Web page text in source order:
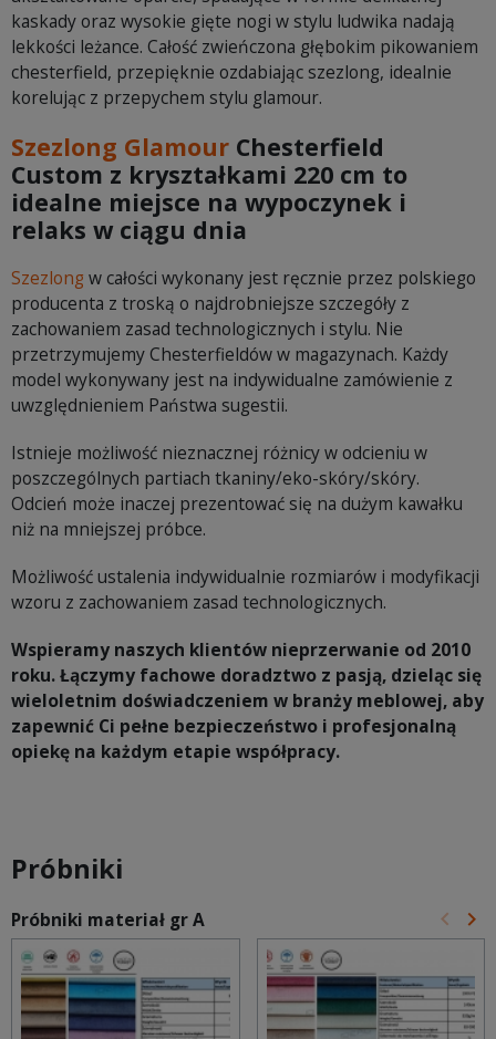
kaskady oraz wysokie gięte nogi w stylu ludwika nadają
lekkości leżance. Całość zwieńczona głębokim pikowaniem
chesterfield, przepięknie ozdabiając szezlong, idealnie
korelując z przepychem stylu glamour.
Szezlong Glamour Chesterfield
Custom z kryształkami 220 cm to
idealne miejsce na wypoczynek i
relaks w ciągu dnia
Szezlong w całości wykonany jest ręcznie przez polskiego
producenta z troską o najdrobniejsze szczegóły z
zachowaniem zasad technologicznych i stylu. Nie
przetrzymujemy Chesterfieldów w magazynach. Każdy
model wykonywany jest na indywidualne zamówienie z
uwzględnieniem Państwa sugestii.
Istnieje możliwość nieznacznej różnicy w odcieniu w
poszczególnych partiach tkaniny/eko-skóry/skóry.
Odcień może inaczej prezentować się na dużym kawałku
niż na mniejszej próbce.
Możliwość ustalenia indywidualnie rozmiarów i modyfikacji
wzoru z zachowaniem zasad technologicznych.
Wspieramy naszych klientów nieprzerwanie od 2010
roku. Łączymy fachowe doradztwo z pasją, dzieląc się
wieloletnim doświadczeniem w branży meblowej, aby
zapewnić Ci pełne bezpieczeństwo i profesjonalną
opiekę na każdym etapie współpracy.
Próbniki
Próbniki materiał gr A keyboard_arrow_left keyboard_arrow_right